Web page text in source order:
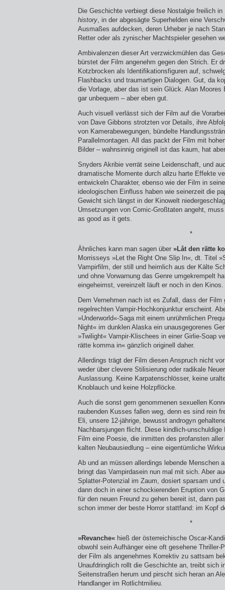
Die Geschichte verbiegt diese Nostalgie freilich
history, in der abgesägte Superhelden eine
Ausmaßes aufdecken, deren Urheber je nach
Retter oder als zynischer Macht­spieler gesehen
Ambivalenzen dieser Art verzwickmühlen das
bürstet der Film angenehm gegen den Strich. Er
Kotzbrocken als Identifikationsfiguren auf,
Flashbacks und traumartigen Dialogen. Gut, da
die Vorlage, aber das ist sein Glück. Alan Moores
gar unbequem – aber eben gut.
Auch visuell verlässt sich der Film auf die
von Dave Gibbons strotzten vor Details, ihre
von Kamerabewegungen, bündelte
Parallelmontagen. All das packt der Film mit
Bilder – wahnsinnig originell ist das kaum, hat
Snyders Akribie verrät seine Leidenschaft, und
dramatische Momente durch allzu harte Effekte
entwickeln Charakter, ebenso wie der Film in
ideologischen Einfluss haben wie seinerzeit die
Gewicht sich längst in der Kinowelt
Umsetzungen von Comic-Großtaten angeht,
as good as it gets.
*
Ähnliches kann man sagen über »Låt den rätte
Morrisseys »Let the Right One Slip In«, dt. Titel
Vampirfilm, der still und heimlich aus der Kälte
und ohne Vorwarnung das Genre umgekrempelt
eingeheimst, vereinzelt läuft er noch in den Kinos.
Dem Vernehmen nach ist es Zufall, dass der Film
regelrechten Vampir-Hochkonjunktur erscheint.
»Underworld«-Saga mit einem unrühmlichen
Night« im dunklen Alaska ein unausgegorenes
»Twilight« Vampir-Klischees in einer Girlie-Soap
rätte komma in« gänzlich originell daher.
Allerdings trägt der Film diesen Anspruch nicht
weder über clevere Stilisierung oder radikale
Auslassung. Keine Karpatenschlösser, keine
Knoblauch und keine Holzpflöcke.
Auch die sonst gern genommenen sexuellen
raubenden Kusses fallen weg, denn es sind rein
Eli, unsere 12-jährige, bewusst androgyn
Nachbarsjungen flicht. Diese kindlich-
Film eine Poesie, die inmitten des profansten
kalten Neubausiedlung – eine eigentümliche
Ab und an müssen allerdings lebende Menschen
bringt das Vampirdasein nun mal mit sich. Aber
Splatter-Potenzial im Zaum, dosiert sparsam und
dann doch in einer schockierenden Eruption von
für den neuen Freund zu gehen bereit ist, dann
schon immer der beste Horror stattfand: im Kopf
*
»Revanche« hieß der österreichische Oscar-
obwohl sein Aufhänger eine oft gesehene
der Film als angenehmes Korrektiv zu sattsam
Unaufdringlich rollt die Geschichte an, treibt sich
Seitenstraßen herum und pirscht sich heran an
Handlanger im Rotlichtmilieu.